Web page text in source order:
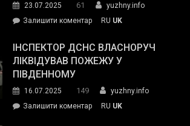
гуманітарну
допомогу
23.07.2025 61
yuzhny.info
Залишити коментарon
провів
нараду
силових
та
RU UK
ІНСПЕКТОР ДСНС ВЛАСНОРУЧ
ЛІКВІДУВАВ ПОЖЕЖУ У
ПІВДЕННОМУ
16.07.2025 149
yuzhny.info
Залишити коментарon
RU UK